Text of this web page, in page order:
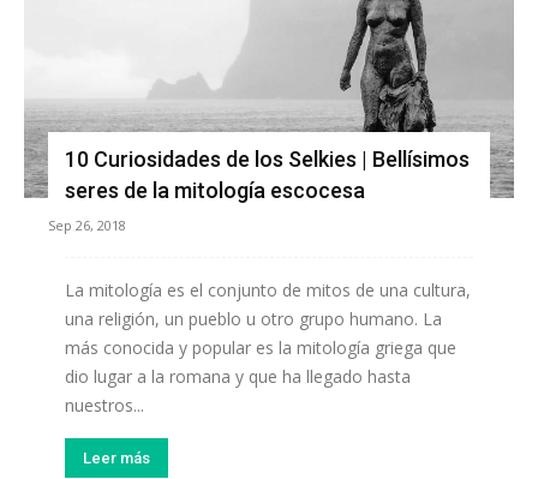
10 Curiosidades de los Selkies | Bellísimos
seres de la mitología escocesa
Sep 26, 2018
La mitología es el conjunto de mitos de una cultura,
una religión, un pueblo u otro grupo humano. La
más conocida y popular es la mitología griega que
dio lugar a la romana y que ha llegado hasta
nuestros...
Leer más